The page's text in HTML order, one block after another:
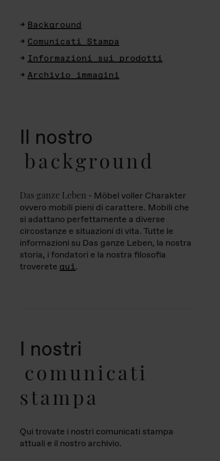
Background
Comunicati Stampa
Informazioni sui prodotti
Archivio immagini
Il nostro
background
Das ganze Leben - Möbel voller Charakter
ovvero mobili pieni di carattere. Mobili che
si adattano perfettamente a diverse
circostanze e situazioni di vita. Tutte le
informazioni su Das ganze Leben, la nostra
storia, i fondatori e la nostra filosofia
troverete qui.
I nostri
comunicati
stampa
Qui trovate i nostri comunicati stampa
attuali e il nostro archivio.